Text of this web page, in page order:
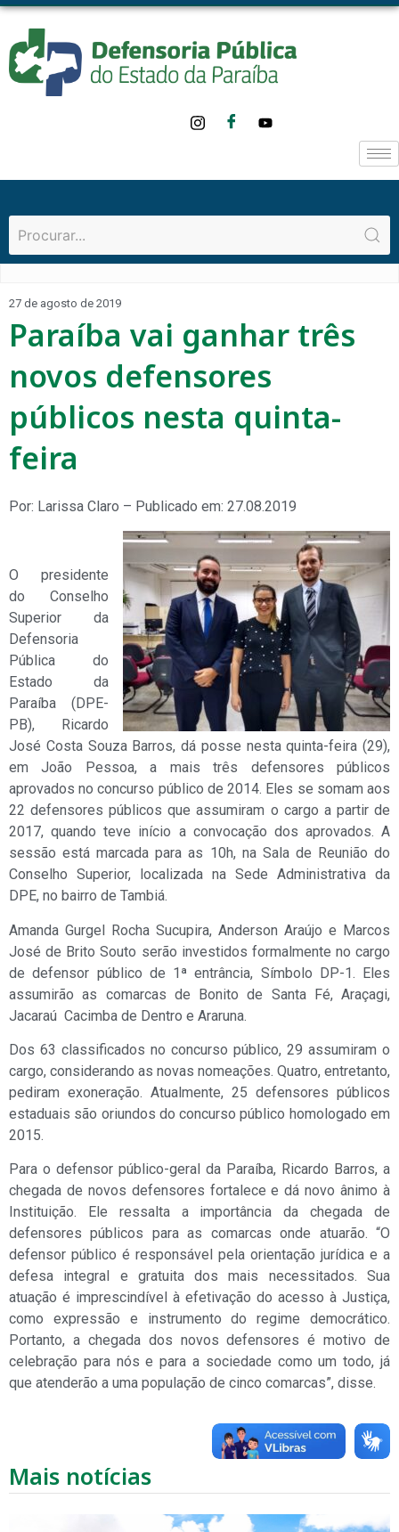
27 de agosto de 2019
Paraíba vai ganhar três
novos defensores
públicos nesta quinta-
feira
Por: Larissa Claro – Publicado em: 27.08.2019
O presidente
do Conselho
Superior da
Defensoria
Pública do
Estado da
Paraíba (DPE-
PB), Ricardo
José Costa Souza Barros, dá posse nesta quinta-feira (29),
em João Pessoa, a mais três defensores públicos
aprovados no concurso público de 2014. Eles se somam aos
22 defensores públicos que assumiram o cargo a partir de
2017, quando teve início a convocação dos aprovados. A
sessão está marcada para as 10h, na Sala de Reunião do
Conselho Superior, localizada na Sede Administrativa da
DPE, no bairro de Tambiá.
Amanda Gurgel Rocha Sucupira, Anderson Araújo e Marcos
José de Brito Souto serão investidos formalmente no cargo
de defensor público de 1ª entrância, Símbolo DP-1. Eles
assumirão as comarcas de Bonito de Santa Fé, Araçagi,
Jacaraú Cacimba de Dentro e Araruna.
Dos 63 classificados no concurso público, 29 assumiram o
cargo, considerando as novas nomeações. Quatro, entretanto,
pediram exoneração. Atualmente, 25 defensores públicos
estaduais são oriundos do concurso público homologado em
2015.
Para o defensor público-geral da Paraíba, Ricardo Barros, a
chegada de novos defensores fortalece e dá novo ânimo à
Instituição. Ele ressalta a importância da chegada de
defensores públicos para as comarcas onde atuarão. “O
defensor público é responsável pela orientação jurídica e a
defesa integral e gratuita dos mais necessitados. Sua
atuação é imprescindível à efetivação do acesso à Justiça,
como expressão e instrumento do regime democrático.
Portanto, a chegada dos novos defensores é motivo de
celebração para nós e para a sociedade como um todo, já
que atenderão a uma população de cinco comarcas”, disse.
Mais notícias